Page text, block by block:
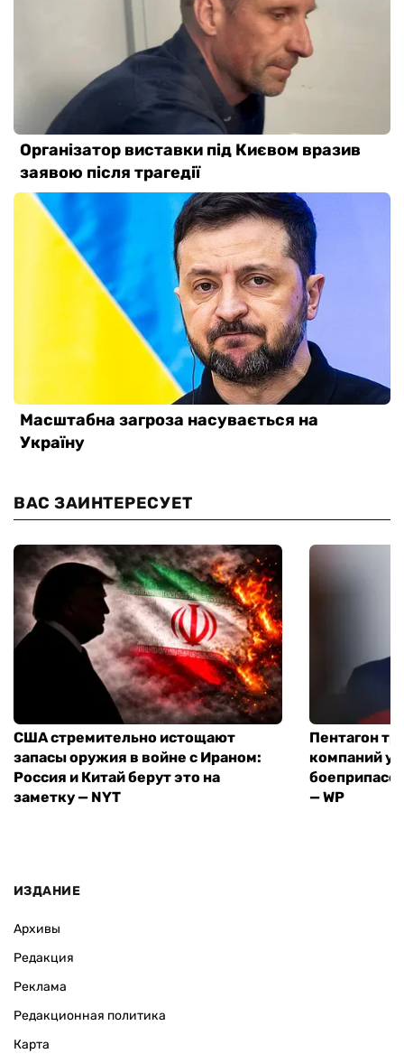
ВАС ЗАИНТЕРЕСУЕТ
США стремительно истощают
запасы оружия в войне с Ираном:
Россия и Китай берут это на
заметку — NYT
Пентагон
компаний
— WP
ИЗДАНИЕ
Архивы
Редакция
Реклама
Редакционная политика
Карта